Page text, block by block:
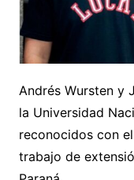
Andrés Wursten y
la Universidad
reconocidos con
trabajo de